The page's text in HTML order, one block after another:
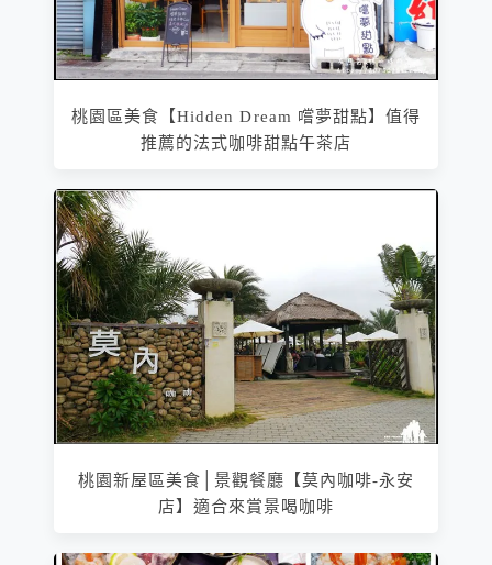
桃園區美食【Hidden Dream 嚐夢甜點】值得
推薦的法式咖啡甜點午茶店
桃園新屋區美食│景觀餐廳【莫內咖啡-永安
店】適合來賞景喝咖啡